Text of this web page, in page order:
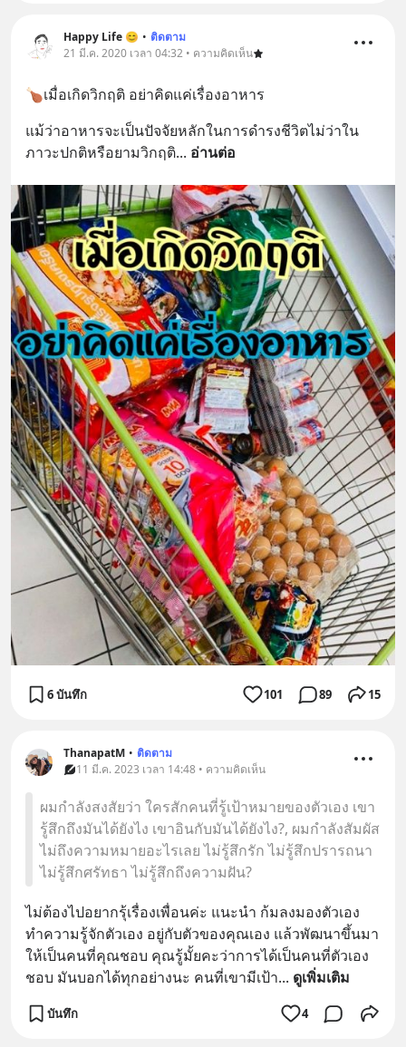
Happy Life 😊 • ติดตาม
21 มี.ค. 2020 เวลา 04:32 • ความคิดเห็น
🍗เมื่อเกิดวิกฤติ อย่าคิดแค่เรื่องอาหาร
แม้ว่าอาหารจะเป็นปัจจัยหลักในการดำรงชีวิตไม่ว่าใน
ภาวะปกติหรือยามวิกฤติ... อ่านต่อ
6 บันทึก 101 89 15
ThanapatM • ติดตาม
11 มี.ค. 2023 เวลา 14:48 • ความคิดเห็น
ผมกำลังสงสัยว่า ใครสักคนที่รู้เป้าหมายของตัวเอง เขา
รู้สึกถึงมันได้ยังไง เขาอินกับมันได้ยังไง?, ผมกำลังสัมผัส
ไม่ถึงความหมายอะไรเลย ไม่รู้สึกรัก ไม่รู้สึกปรารถนา
ไม่รู้สึกศรัทธา ไม่รู้สึกถึงความฝัน?
ไม่ต้องไปอยากรุ้เรื่องเพื่อนค่ะ แนะนำ ก้มลงมองตัวเอง
ทำความรู้จักตัวเอง อยู่กับตัวของคุณเอง แล้วพัฒนาขึ้นมา
ให้เป็นคนที่คุณชอบ คุณรู้มั้ยคะว่าการได้เป็นคนที่ตัวเอง
ชอบ มันบอกได้ทุกอย่างนะ คนที่เขามีเป้า... ดูเพิ่มเติม
บันทึก 4